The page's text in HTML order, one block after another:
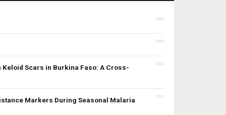
Scars in Burkina Faso: A Cross-
Markers During Seasonal Malaria